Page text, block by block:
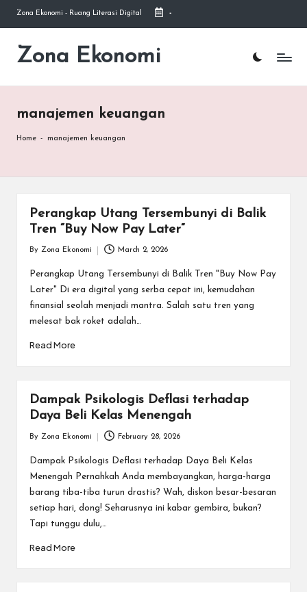
Skip
content
Zona Ekonomi - Ruang Literasi Digital -
Zona Ekonomi
Ruang
manajemen keuangan
Home - manajemen keuangan
Perangkap Utang Tersembunyi di Balik
Tren “Buy Now Pay Later”
by
By Zona Ekonomi March 2, 2026
Perangkap Utang Tersembunyi di Balik Tren "Buy Now Pay
Later" Di era digital yang serba cepat ini, kemudahan
finansial seolah menjadi mantra. Salah satu tren yang
melesat bak roket adalah…
Read More
Dampak Psikologis Deflasi terhadap
Daya Beli Kelas Menengah
by
By Zona Ekonomi February 28, 2026
Dampak Psikologis Deflasi terhadap Daya Beli Kelas
Menengah Pernahkah Anda membayangkan, harga-harga
barang tiba-tiba turun drastis? Wah, diskon besar-besaran
setiap hari, dong! Seharusnya ini kabar gembira, bukan?
Tapi tunggu dulu,…
Read More